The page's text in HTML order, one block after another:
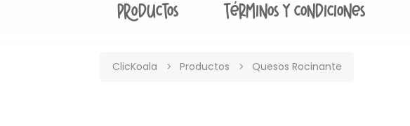
Productos Términos y condiciones
ClicKoala Productos Quesos Rocinante